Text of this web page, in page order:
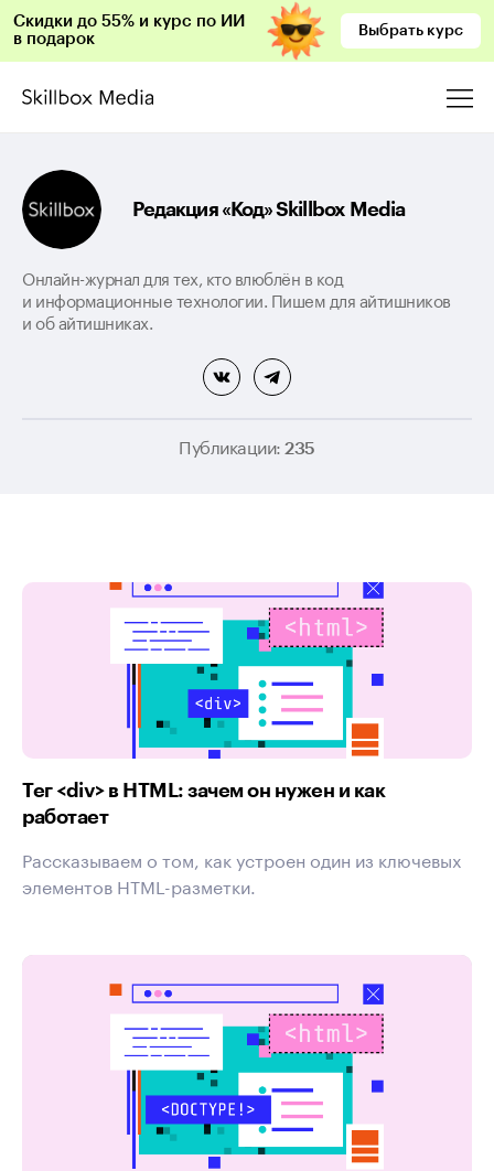
Скидки до 55% и курс по ИИ
в подарок
Выбрать курс
Редакция «Код» Skillbox Media
Онлайн-журнал для тех, кто влюблён в код
и информационные технологии. Пишем для айтишников
и об айтишниках.
Публикации:235
Тег <​div​> в HTML: зачем он нужен и как
работает
Рассказываем о том, как устроен один из ключевых
элементов HTML-разметки.